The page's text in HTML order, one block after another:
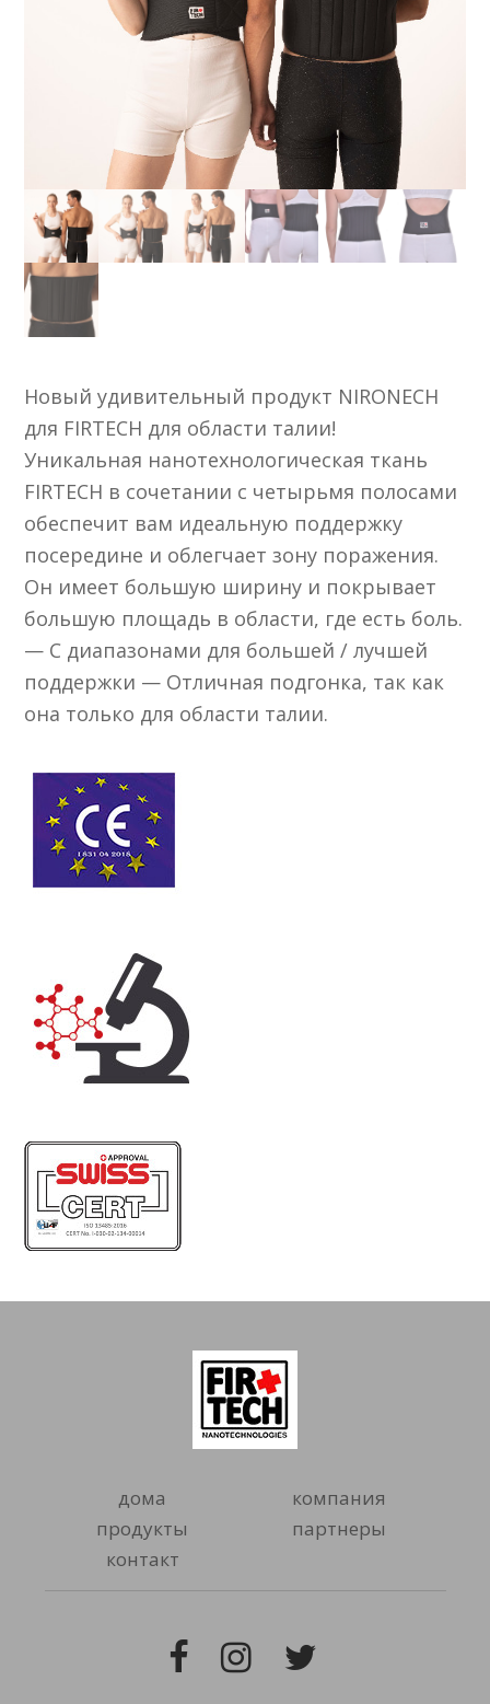
Новый удивительный продукт NIRONECH
для FIRTECH для области талии!
Уникальная нанотехнологическая ткань
FIRTECH в сочетании с четырьмя полосами
обеспечит вам идеальную поддержку
посередине и облегчает зону поражения.
Он имеет большую ширину и покрывает
большую площадь в области, где есть боль.
— С диапазонами для большей / лучшей
поддержки — Отличная подгонка, так как
она только для области талии.
дома
компания
продукты
партнеры
контакт
Facebook
Instagram